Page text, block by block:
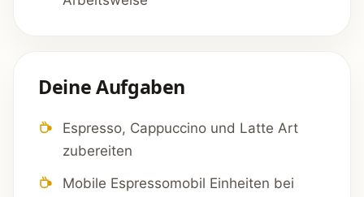
Deine Aufgaben
Espresso, Cappuccino und Latte Art
zubereiten
Mobile Espressomobil Einheiten bei